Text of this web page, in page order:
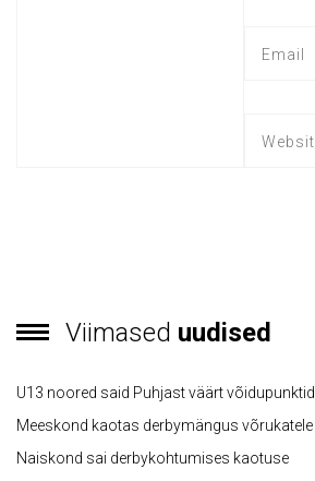
Viimased uudised
U13 noored said Puhjast väärt võidupunktid
Meeskond kaotas derbymängus võrukatele
Naiskond sai derbykohtumises kaotuse